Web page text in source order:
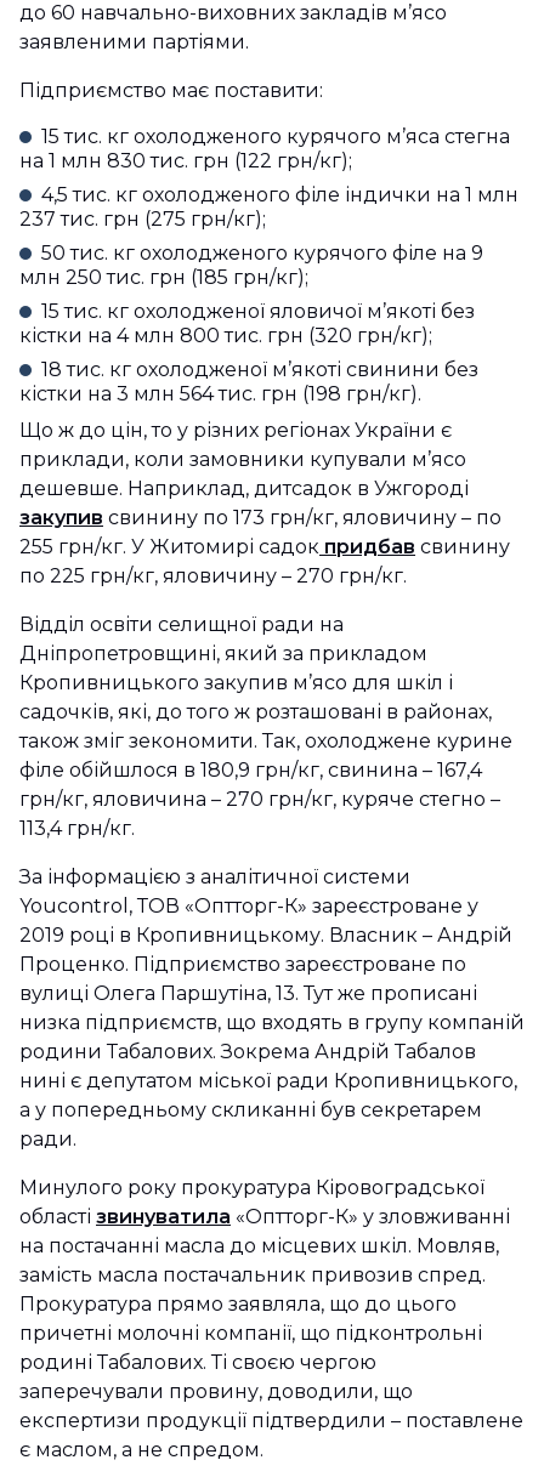
до 60 навчально-виховних закладів м’ясо
заявленими партіями.
Підприємство має поставити:
15 тис. кг охолодженого курячого м’яса стегна
на 1 млн 830 тис. грн (122 грн/кг);
4,5 тис. кг охолодженого філе індички на 1 млн
237 тис. грн (275 грн/кг);
50 тис. кг охолодженого курячого філе на 9
млн 250 тис. грн (185 грн/кг);
15 тис. кг охолодженої яловичої м’якоті без
кістки на 4 млн 800 тис. грн (320 грн/кг);
18 тис. кг охолодженої м’якоті свинини без
кістки на 3 млн 564 тис. грн (198 грн/кг).
Що ж до цін, то у різних регіонах України є
приклади, коли замовники купували м’ясо
дешевше. Наприклад, дитсадок в Ужгороді
закупив свинину по 173 грн/кг, яловичину – по
255 грн/кг. У Житомирі садок придбав свинину
по 225 грн/кг, яловичину – 270 грн/кг.
Відділ освіти селищної ради на
Дніпропетровщині, який за прикладом
Кропивницького закупив м’ясо для шкіл і
садочків, які, до того ж розташовані в районах,
також зміг зекономити. Так, охолоджене курине
філе обійшлося в 180,9 грн/кг, свинина – 167,4
грн/кг, яловичина – 270 грн/кг, куряче стегно –
113,4 грн/кг.
За інформацією з аналітичної системи
Youcontrol, ТОВ «Оптторг-К» зареєстроване у
2019 році в Кропивницькому. Власник – Андрій
Проценко. Підприємство зареєстроване по
вулиці Олега Паршутіна, 13. Тут же прописані
низка підприємств, що входять в групу компаній
родини Табалових. Зокрема Андрій Табалов
нині є депутатом міської ради Кропивницького,
а у попередньому скликанні був секретарем
ради.
Минулого року прокуратура Кіровоградської
області звинуватила «Оптторг-К» у зловживанні
на постачанні масла до місцевих шкіл. Мовляв,
замість масла постачальник привозив спред.
Прокуратура прямо заявляла, що до цього
причетні молочні компанії, що підконтрольні
родині Табалових. Ті своєю чергою
заперечували провину, доводили, що
експертизи продукції підтвердили – поставлене
є маслом, а не спредом.